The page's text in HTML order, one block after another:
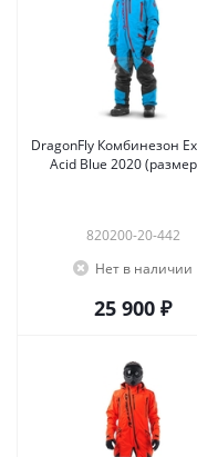
DragonFly Комбинезон
Acid Blue 2020
820200-20-442
Нет в наличии
25 900 ₽